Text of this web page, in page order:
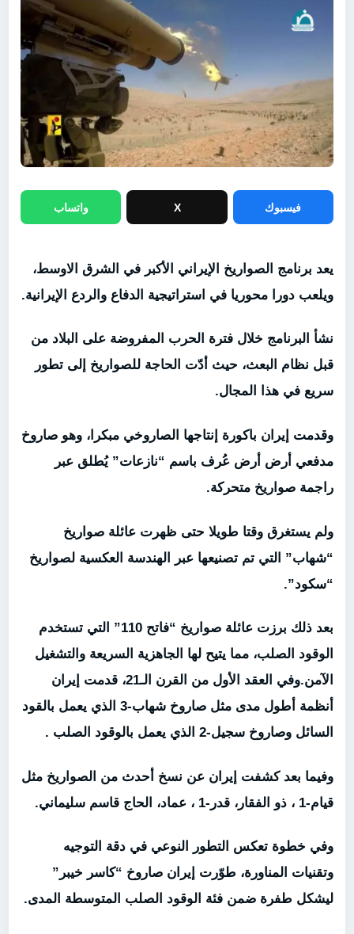
فيسبوك X واتساب
يعد برنامج الصواريخ الإيراني الأكبر في الشرق الاوسط،
ويلعب دورا محوريا في استراتيجية الدفاع والردع الإيرانية.
نشأ البرنامج خلال فترة الحرب المفروضة على البلاد من
قبل نظام البعث، حيث أدّت الحاجة للصواريخ إلى تطور
سريع في هذا المجال.
وقدمت إيران باكورة إنتاجها الصاروخي مبكرا، وهو صاروخ
مدفعي أرض أرض عُرف باسم “نازعات” يُطلق عبر
راجمة صواريخ متحركة.
ولم يستغرق وقتا طويلا حتى ظهرت عائلة صواريخ
“شهاب” التي تم تصنيعها عبر الهندسة العكسية لصواريخ
“سكود”.
بعد ذلك برزت عائلة صواريخ “فاتح 110” التي تستخدم
الوقود الصلب، مما يتيح لها الجاهزية السريعة والتشغيل
الآمن.وفي العقد الأول من القرن الـ21، قدمت إيران
أنظمة أطول مدى مثل صاروخ شهاب-3 الذي يعمل بالقود
السائل وصاروخ سجيل-2 الذي يعمل بالوقود الصلب .
وفيما بعد كشفت إيران عن نسخ أحدث من الصواريخ مثل
قيام-1 ، ذو الفقار، قدر-1 ، عماد، الحاج قاسم سليماني.
وفي خطوة تعكس التطور النوعي في دقة التوجيه
وتقنيات المناورة، طوّرت إيران صاروخ “كاسر خيبر”
ليشكل طفرة ضمن فئة الوقود الصلب المتوسطة المدى.